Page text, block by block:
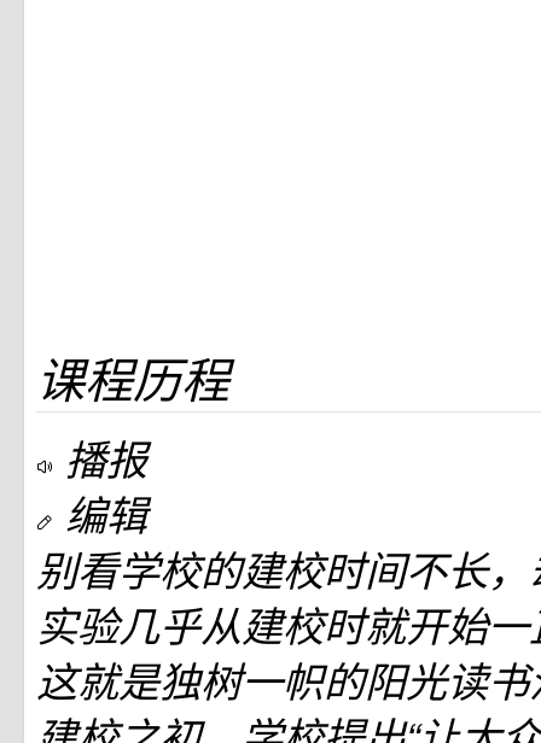
课程历程
播报
编辑
别看学校的建校时间不长
实验几乎从建校时就开始
这就是独树一帜的阳光读